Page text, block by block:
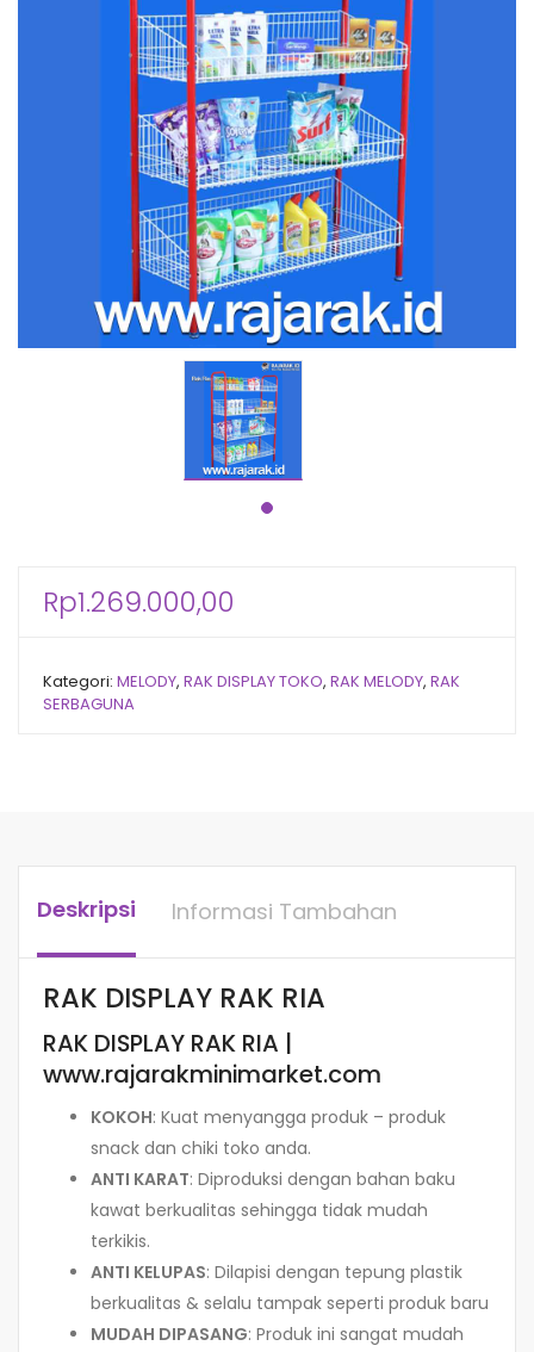
Rp1.269.000,00
Kategori: MELODY, RAK DISPLAY TOKO, RAK MELODY, RAK
SERBAGUNA
Deskripsi Informasi Tambahan
RAK DISPLAY RAK RIA
RAK DISPLAY RAK RIA |
www.rajarakminimarket.com
KOKOH: Kuat menyangga produk – produk
snack dan chiki toko anda.
ANTI KARAT: Diproduksi dengan bahan baku
kawat berkualitas sehingga tidak mudah
terkikis.
ANTI KELUPAS: Dilapisi dengan tepung plastik
berkualitas & selalu tampak seperti produk baru
MUDAH DIPASANG: Produk ini sangat mudah